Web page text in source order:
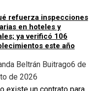
refuerza inspecciones
en hoteles y
ya verificó 106
este año
Beltrán Buitrago6 de
de 2026